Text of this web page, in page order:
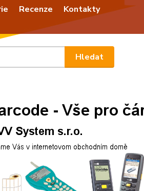
Recenze Kontakty
Hledat